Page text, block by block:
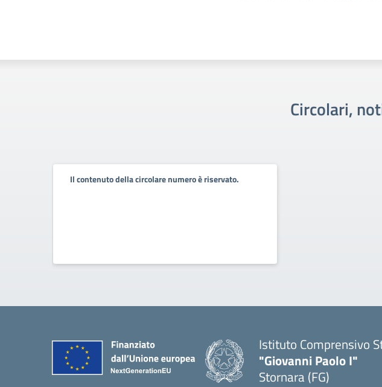
Circolari,
Il contenuto della circolare numero è riservato.
Istituto Comprensivo
"Giovanni Paolo I"
Stornara (FG)